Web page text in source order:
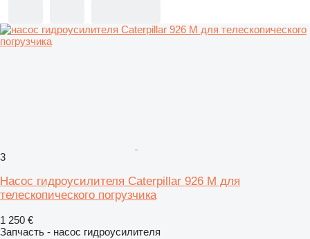
3
Насос гидроусилителя Caterpillar 926 M для
телескопического погрузчика
1 250 €
Запчасть - насос гидроусилителя